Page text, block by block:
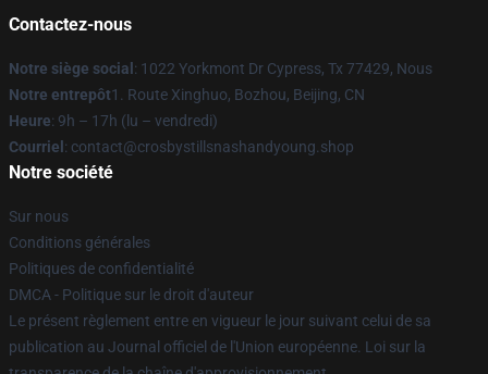
Contactez-nous
Notre siège social : 1022 Yorkmont Dr Cypress, Tx 77429, Nous
Notre entrepôt1. Route Xinghuo, Bozhou, Beijing, CN
Heure: 9h – 17h (lu – vendredi)
Courriel : contact@crosbystillsnashandyoung.shop
Notre société
Sur nous
Conditions générales
Politiques de confidentialité
DMCA - Politique sur le droit d'auteur
Le présent règlement entre en vigueur le jour suivant celui de sa
publication au Journal officiel de l'Union européenne. Loi sur la